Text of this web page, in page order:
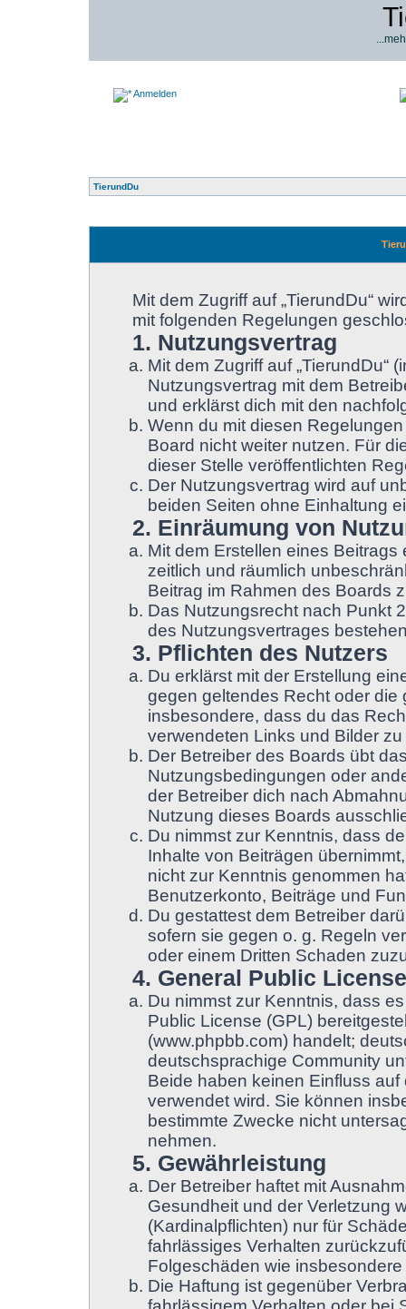
Anmelden
TierundDu
Mit dem Zugriff auf „TierundDu“
mit folgenden Regelungen
1. Nutzungsvertrag
Mit dem Zugriff auf „TierundDu“
Nutzungsvertrag mit dem
und erklärst dich mit den
Wenn du mit diesen
Board nicht weiter nutzen. Für
dieser Stelle veröffentlichten
Der Nutzungsvertrag wird auf
beiden Seiten ohne Einhaltung
2. Einräumung von
Mit dem Erstellen eines
zeitlich und räumlich
Beitrag im Rahmen des Boards
Das Nutzungsrecht nach Punkt
des Nutzungsvertrages
3. Pflichten des Nutzers
Du erklärst mit der Erstellung
gegen geltendes Recht oder die
insbesondere, dass du das
verwendeten Links und Bilder
Der Betreiber des Boards übt
Nutzungsbedingungen oder
der Betreiber dich nach
Nutzung dieses Boards
Du nimmst zur Kenntnis, dass
Inhalte von Beiträgen
nicht zur Kenntnis genommen
Benutzerkonto, Beiträge und
Du gestattest dem Betreiber
sofern sie gegen o. g. Regeln
oder einem Dritten Schaden
4. General Public License
Du nimmst zur Kenntnis, dass
Public License (GPL)
(www.phpbb.com) handelt;
deutschsprachige Community
Beide haben keinen Einfluss
verwendet wird. Sie können
bestimmte Zwecke nicht
nehmen.
5. Gewährleistung
Der Betreiber haftet mit
Gesundheit und der Verletzung
(Kardinalpflichten) nur für
fahrlässiges Verhalten
Folgeschäden wie
Die Haftung ist gegenüber